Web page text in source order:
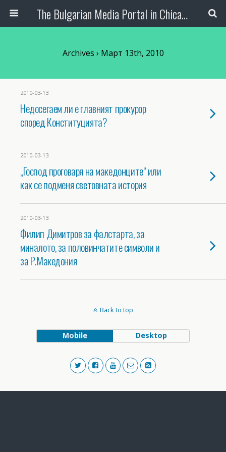
The Bulgarian Media Portal in Chicago
Archives › Март 13th, 2010
2010-03-13
Недосегаем ли е главният прокурор
според Конституцията?
2010-03-13
„Господ проговаря на македонците“ или
как се подменя световната история
2010-03-13
Филип Димитров за фалстарта, за
миналото, за половинчатите символи и
за Р.Македония
Back to top
Mobile Desktop